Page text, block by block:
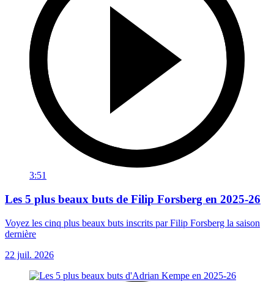
3:51
Les 5 plus beaux buts de Filip Forsberg en 2025-26
Voyez les cinq plus beaux buts inscrits par Filip Forsberg la saison
dernière
22 juil. 2026